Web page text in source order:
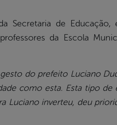
Secretaria de Educação,
da Escola
do prefeito Luciano
como esta. Esta tipo de
Luciano inverteu, deu